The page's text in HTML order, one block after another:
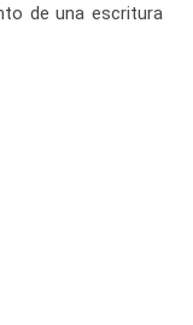
de una escritura